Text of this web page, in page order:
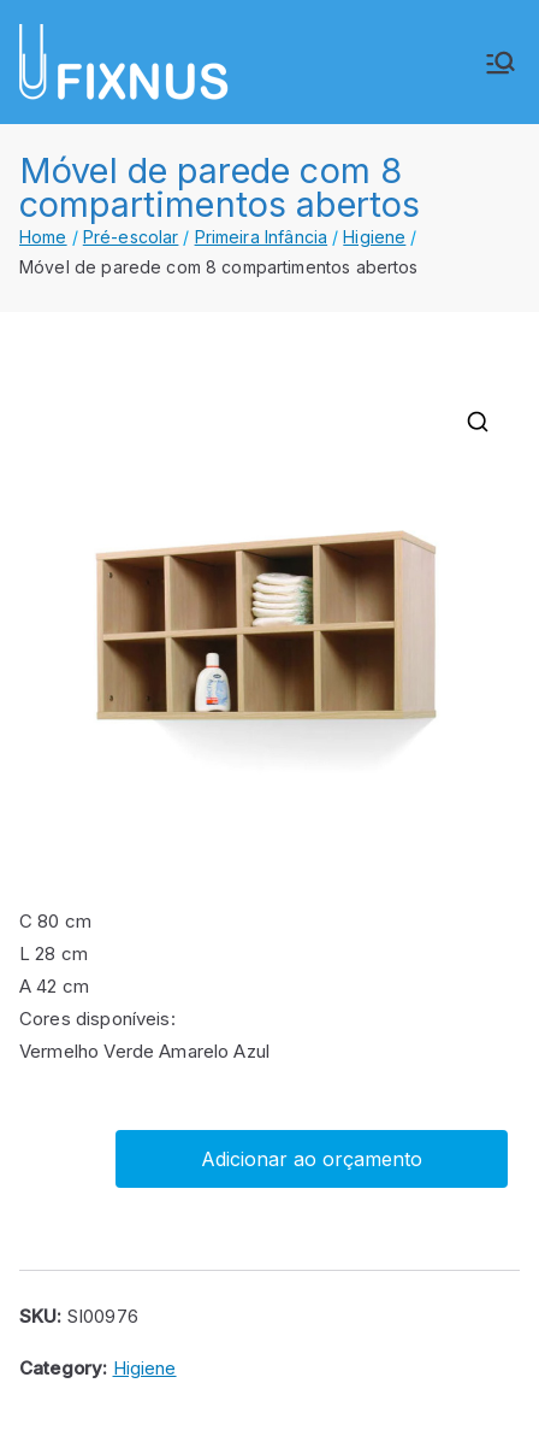
para
Lda.
Móvel de parede com 8
compartimentos abertos
Home Pré-escolar Primeira Infância
Higiene
Móvel de parede com 8 compartimentos abertos
C 80 cm
L 28 cm
A 42 cm
Cores disponíveis:
Vermelho Verde Amarelo Azul
com
8
abertos
Adicionar ao orçamento
SKU: SI00976
Category: Higiene